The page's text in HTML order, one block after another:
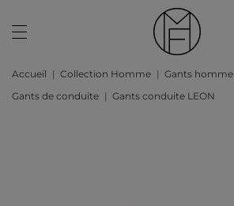
Accueil Collection Homme Gants homme
Gants de conduite
Gants conduite LEON